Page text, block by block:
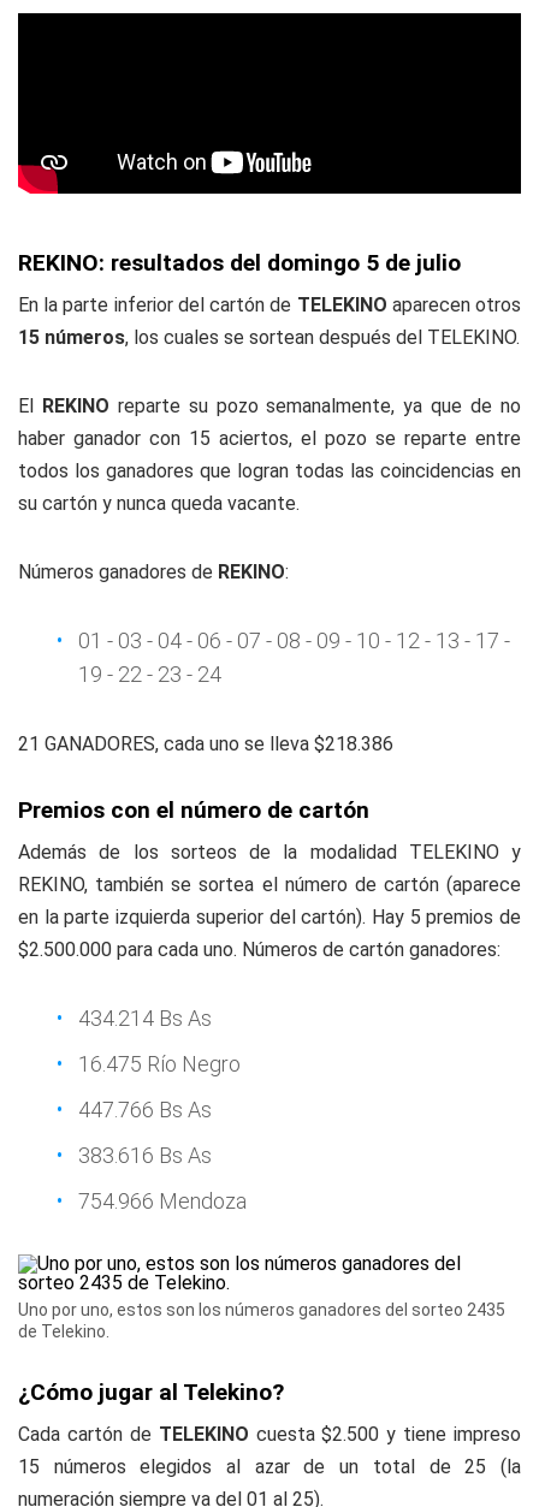
REKINO: resultados del domingo 5 de julio
En la parte inferior del cartón de TELEKINO aparecen otros
15 números, los cuales se sortean después del TELEKINO.
El REKINO reparte su pozo semanalmente, ya que de no
haber ganador con 15 aciertos, el pozo se reparte entre
todos los ganadores que logran todas las coincidencias en
su cartón y nunca queda vacante.
Números ganadores de REKINO:
01 - 03 - 04 - 06 - 07 - 08 - 09 - 10 - 12 - 13 - 17 -
19 - 22 - 23 - 24
21 GANADORES, cada uno se lleva $218.386
Premios con el número de cartón
Además de los sorteos de la modalidad TELEKINO y
REKINO, también se sortea el número de cartón (aparece
en la parte izquierda superior del cartón). Hay 5 premios de
$2.500.000 para cada uno. Números de cartón ganadores:
434.214 Bs As
16.475 Río Negro
447.766 Bs As
383.616 Bs As
754.966 Mendoza
Uno por uno, estos son los números ganadores del sorteo 2435
de Telekino.
¿Cómo jugar al Telekino?
Cada cartón de TELEKINO cuesta $2.500 y tiene impreso
15 números elegidos al azar de un total de 25 (la
numeración siempre va del 01 al 25).